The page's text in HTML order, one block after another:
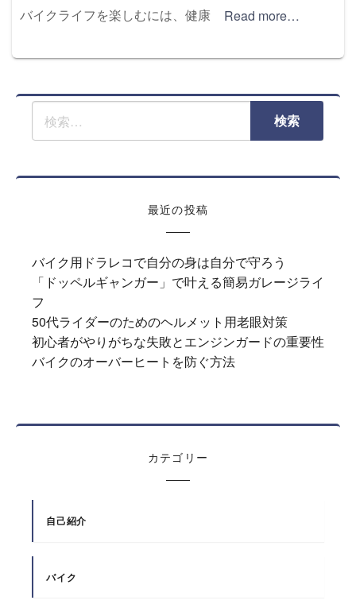
バイクライフを楽しむには、健康
Read more…
最近の投稿
バイク用ドラレコで自分の身は自分で守ろう
「ドッペルギャンガー」で叶える簡易ガレージライ
フ
50代ライダーのためのヘルメット用老眼対策
初心者がやりがちな失敗とエンジンガードの重要性
バイクのオーバーヒートを防ぐ方法
カテゴリー
自己紹介
バイク